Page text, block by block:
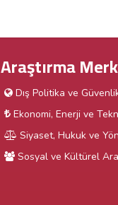
Araştırma
Dış Politika ve
Ekonomi, Enerji ve
Siyaset, Hukuk ve
Sosyal ve Kültürel